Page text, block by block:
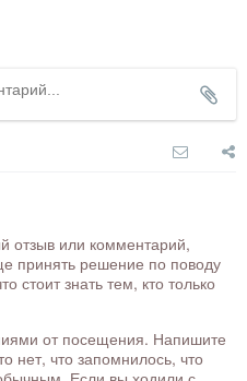
отзыв или комментарий,
принять решение по поводу
стоит знать тем, кто только
от посещения. Напишите
нет, что запомнилось, что